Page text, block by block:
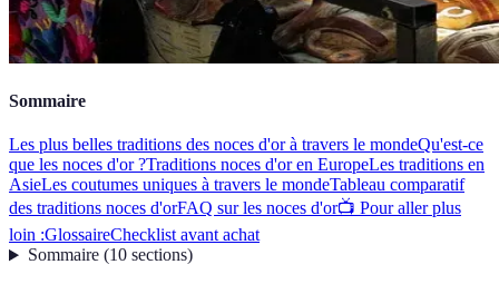
Sommaire
Les plus belles traditions des noces d'or à travers le mondeQu'est-ce
que les noces d'or ?Traditions noces d'or en EuropeLes traditions en
AsieLes coutumes uniques à travers le mondeTableau comparatif
des traditions noces d'orFAQ sur les noces d'or📺 Pour aller plus
loin :GlossaireChecklist avant achat
Sommaire(10 sections)